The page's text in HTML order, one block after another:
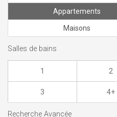
Appartements
Maisons
Salles de bains
1 2
3 4+
Recherche Avancée